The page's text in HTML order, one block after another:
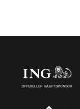
OFFIZIELLER HAUPTSPONSOR